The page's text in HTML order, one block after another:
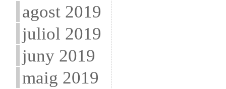
agost 2019
juliol 2019
juny 2019
maig 2019